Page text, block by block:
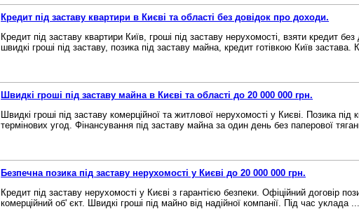
Кредит під заставу квартири в Києві та області без довідок про доходи.
Кредит під заставу квартири Київ, гроші під заставу нерухомості, взяти кредит
швидкі гроші під заставу, позика під заставу майна, кредит готівкою Київ застава. К
Швидкі гроші під заставу майна в Києві та області до 20 000 000 грн.
Швидкі гроші під заставу комерційної та житлової нерухомості у Києві. Позика
термінових угод. Фінансування під заставу майна за один день без паперової
Безпечна позика під заставу нерухомості у Києві до 20 000 000 грн.
Кредит під заставу нерухомості у Києві з гарантією безпеки. Офіційний договір
комерційний об' єкт. Швидкі гроші під майно від надійної компанії. Під час уклада ...